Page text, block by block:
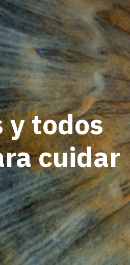
y todos
cuidar